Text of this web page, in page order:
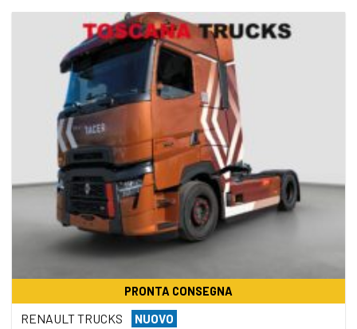
PRONTA CONSEGNA
RENAULT TRUCKS NUOVO